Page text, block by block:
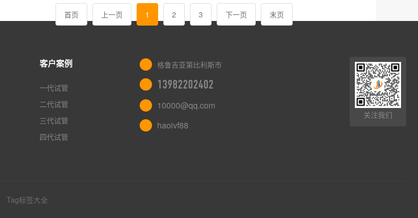
首页 上一页 1 2 3 下一页 末页
客户案例
一代试管
二代试管
三代试管
四代试管
格鲁吉亚第比利斯市
13982202402
10000@qq.com
haoivf88
关注我们
Tag标签大全